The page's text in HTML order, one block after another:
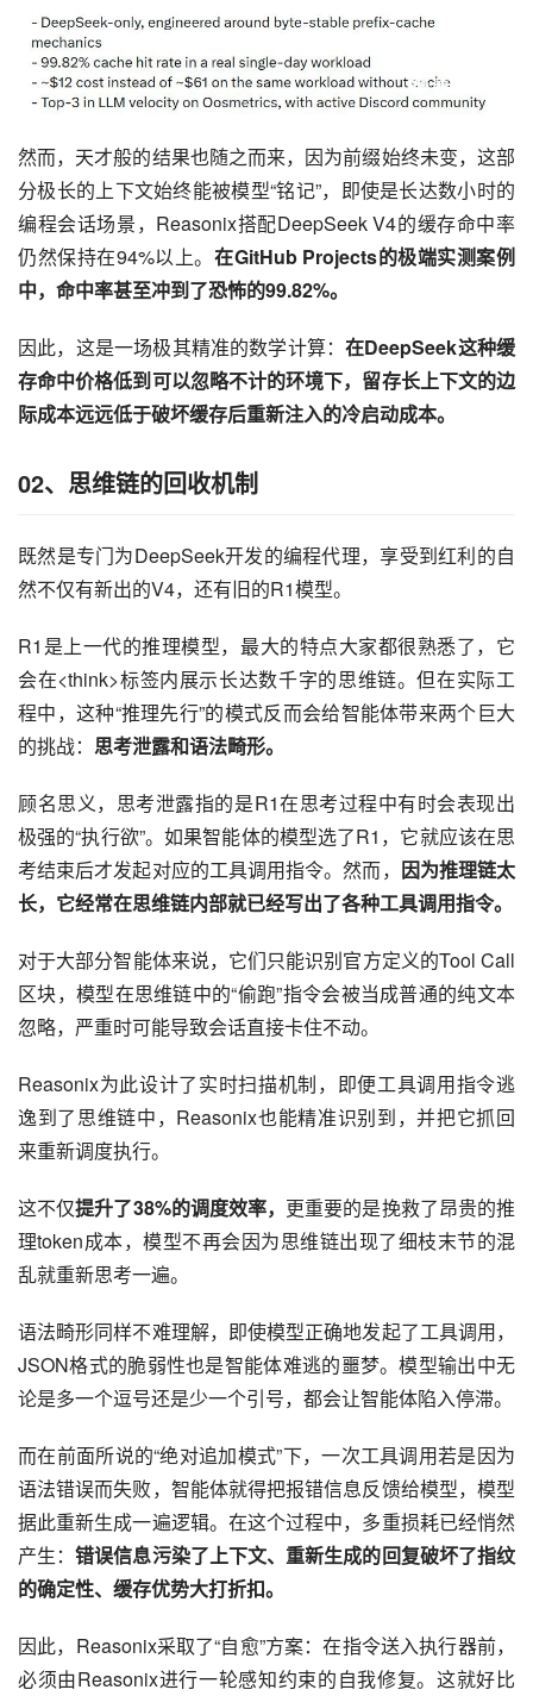
然而，天才般的结果也随之而来，因为前缀始终未变，这部
分极长的上下文始终能被模型“铭记”，即使是长达数小时的
编程会话场景，Reasonix搭配DeepSeek V4的缓存命中率
仍然保持在94%以上。 在GitHub Projects的极端实测案例
中，命中率甚至冲到了恐怖的99.82%。
因此，这是一场极其精准的数学计算：在DeepSeek这种缓
存命中价格低到可以忽略不计的环境下，留存长上下文的边
际成本远远低于破坏缓存后重新注入的冷启动成本。
02、 思维链的回收机制
既然是专门为DeepSeek开发的编程代理，享受到红利的自
然不仅有新出的V4，还有旧的R1模型。
R1是上一代的推理模型，最大的特点大家都很熟悉了，它
会在<think>标签内展示长达数千字的思维链。但在实际工
程中，这种“推理先行”的模式反而会给智能体带来两个巨大
的挑战： 思考泄露和语法畸形。
顾名思义，思考泄露指的是R1在思考过程中有时会表现出
极强的“执行欲”。如果智能体的模型选了R1，它就应该在思
考结束后才发起对应的工具调用指令。然而， 因为推理链太
长，它经常在思维链内部就已经写出了各种工具调用指令。
对于大部分智能体来说，它们只能识别官方定义的Tool Call
区块，模型在思维链中的“偷跑”指令会被当成普通的纯文本
忽略，严重时可能导致会话直接卡住不动。
Reasonix为此设计了实时扫描机制，即便工具调用指令逃
逸到了思维链中，Reasonix也能精准识别到，并把它抓回
来重新调度执行。
这不仅提升了38%的调度效率， 更重要的是挽救了昂贵的推
理token成本，模型不再会因为思维链出现了细枝末节的混
乱就重新思考一遍。
语法畸形同样不难理解，即使模型正确地发起了工具调用，
JSON格式的脆弱性也是智能体难逃的噩梦。模型输出中无
论是多一个逗号还是少一个引号，都会让智能体陷入停滞。
而在前面所说的“绝对追加模式”下，一次工具调用若是因为
语法错误而失败，智能体就得把报错信息反馈给模型，模型
据此重新生成一遍逻辑。在这个过程中，多重损耗已经悄然
产生：错误信息污染了上下文、重新生成的回复破坏了指纹
的确定性、缓存优势大打折扣。
因此，Reasonix采取了“自愈”方案：在指令送入执行器前，
必须由Reasonix进行一轮感知约束的自我修复。这就好比